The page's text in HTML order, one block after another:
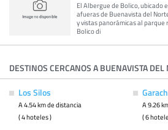
El Albergue de Bolico, ubicado
afueras de Buenavista del
y vistas panorámicas al parque
Bolico di
DESTINOS CERCANOS A BUENAVISTA DEL
Los Silos
A 4.54 km de distancia
( 4 hoteles )
A 9.26
( 6